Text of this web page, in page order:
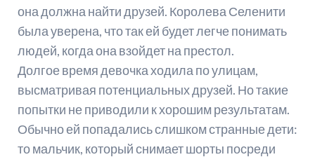
она должна найти друзей. Королева Селенити
была уверена, что так ей будет легче понимать
людей, когда она взойдет на престол.
Долгое время девочка ходила по улицам,
высматривая потенциальных друзей. Но такие
попытки не приводили к хорошим результатам.
Обычно ей попадались слишком странные дети:
то мальчик, который снимает шорты посреди